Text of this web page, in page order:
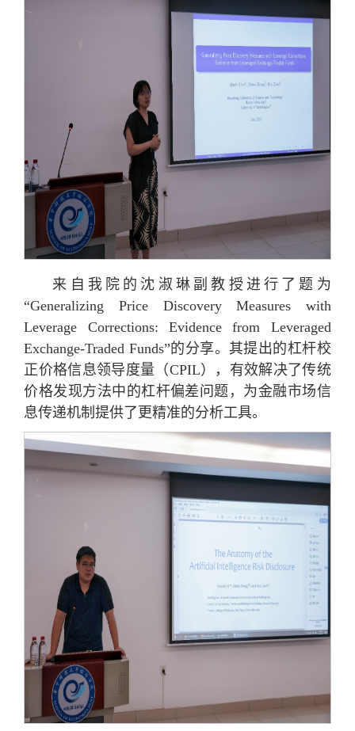
来自我院的沈淑琳副教授进行了题为
“Generalizing Price Discovery Measures with
Leverage Corrections: Evidence from Leveraged
Exchange-Traded Funds”的分享。其提出的杠杆校
正价格信息领导度量（CPIL），有效解决了传统
价格发现方法中的杠杆偏差问题，为金融市场信
息传递机制提供了更精准的分析工具。